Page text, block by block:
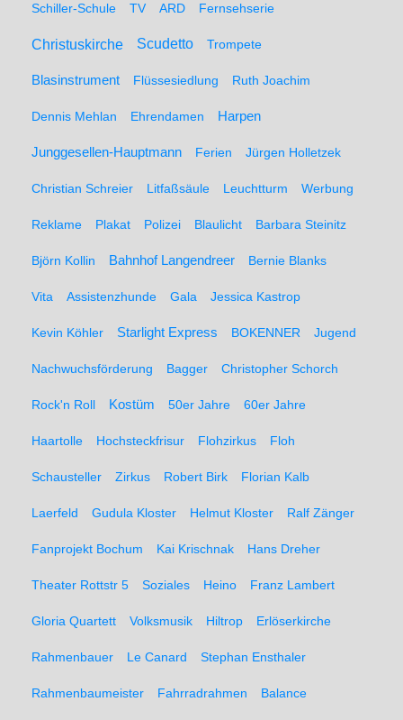
Schiller-Schule TV ARD Fernsehserie
Christuskirche Scudetto Trompete
Blasinstrument Flüssesiedlung Ruth Joachim
Dennis Mehlan Ehrendamen Harpen
Junggesellen-Hauptmann Ferien Jürgen Holletzek
Christian Schreier Litfaßsäule Leuchtturm Werbung
Reklame Plakat Polizei Blaulicht Barbara Steinitz
Björn Kollin Bahnhof Langendreer Bernie Blanks
Vita Assistenzhunde Gala Jessica Kastrop
Kevin Köhler Starlight Express BOKENNER Jugend
Nachwuchsförderung Bagger Christopher Schorch
Rock'n Roll Kostüm 50er Jahre 60er Jahre
Haartolle Hochsteckfrisur Flohzirkus Floh
Schausteller Zirkus Robert Birk Florian Kalb
Laerfeld Gudula Kloster Helmut Kloster Ralf Zänger
Fanprojekt Bochum Kai Krischnak Hans Dreher
Theater Rottstr 5 Soziales Heino Franz Lambert
Gloria Quartett Volksmusik Hiltrop Erlöserkirche
Rahmenbauer Le Canard Stephan Ensthaler
Rahmenbaumeister Fahrradrahmen Balance